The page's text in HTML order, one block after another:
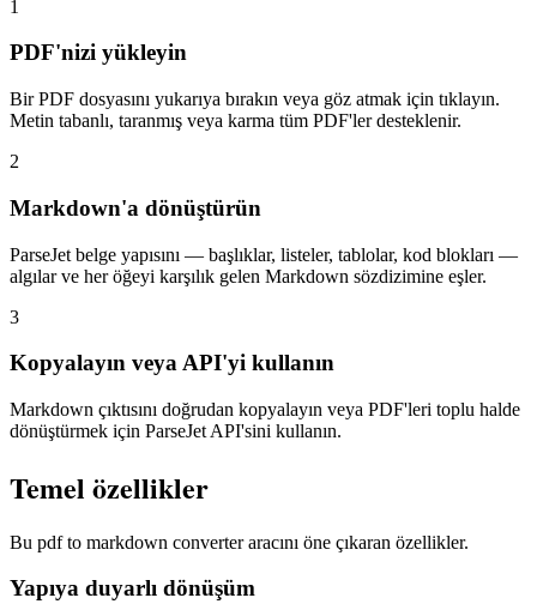
1
PDF'nizi yükleyin
Bir PDF dosyasını yukarıya bırakın veya göz atmak için tıklayın.
Metin tabanlı, taranmış veya karma tüm PDF'ler desteklenir.
2
Markdown'a dönüştürün
ParseJet belge yapısını — başlıklar, listeler, tablolar, kod blokları —
algılar ve her öğeyi karşılık gelen Markdown sözdizimine eşler.
3
Kopyalayın veya API'yi kullanın
Markdown çıktısını doğrudan kopyalayın veya PDF'leri toplu halde
dönüştürmek için ParseJet API'sini kullanın.
Temel özellikler
Bu pdf to markdown converter aracını öne çıkaran özellikler.
Yapıya duyarlı dönüşüm